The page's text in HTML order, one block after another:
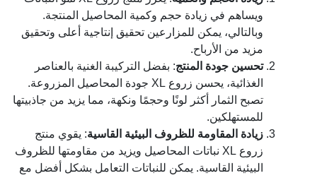
ويساهم في زيادة حجم وكمية المحاصيل المنتجة.
وبالتالي، يمكن للمزارعين تحقيق إنتاجية أعلى وتحقيق
مزيد من الأرباح.
تحسين جودة المنتج: بفضل التركيبة الغنية بالعناصر
الغذائية، يحسن زروع XL جودة المحاصيل المزروعة.
تصبح الثمار أكثر لونًا وحجمًا ونكهة، مما يزيد من جاذبيتها
للمستهلكين.
زيادة المقاومة للظروف البيئية القاسية: يقوي منتج
زروع XL نباتات المحاصيل ويزيد من مقاومتها للظروف
البيئية القاسية. يمكن للنباتات التعامل بشكل أفضل مع